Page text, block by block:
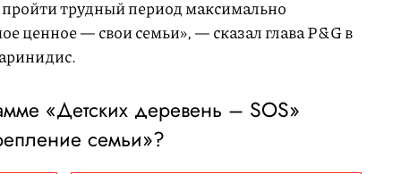
трудный период максимально
ценное — свои семьи», — сказал глава P&G в
«Детских деревень – SOS»
семьи»?